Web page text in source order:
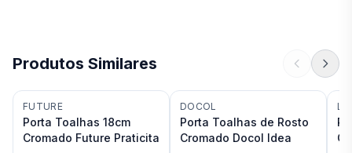
Produtos Similares
FUTURE
Porta Toalhas 18cm
Cromado Future Praticita
DOCOL
Porta Toalhas de Rosto
Cromado Docol Idea